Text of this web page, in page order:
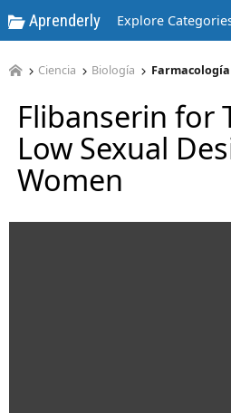
Aprenderly Explore
Ciencia Biología Farmacología
Flibanserin for
Low Sexual
Women